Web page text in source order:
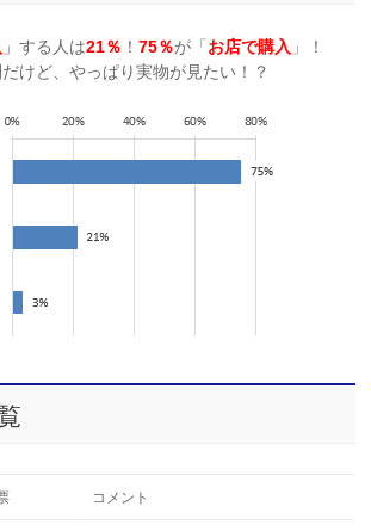
」する人は21％ ！75％が「 お店で購入 」！
けど、やっぱり実物が見たい！？
コメント